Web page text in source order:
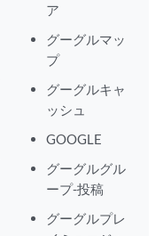
ア
グーグルマッ
プ
グーグルキャ
ッシュ
GOOGLE
グーグルグル
ープ-投稿
グーグルプレ